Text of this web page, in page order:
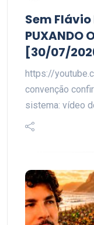
Sem Flávio
PUXANDO
[30/07/
https://
convenção
sistema: vídeo